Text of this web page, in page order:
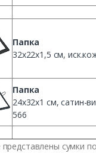
Папка
32х22х1 ,5 см,
Папка
24x32x1 см, сатин-
566
представлены сумки